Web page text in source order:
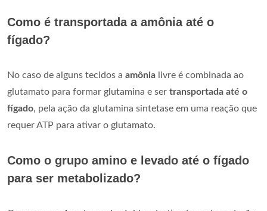
Como é transportada a amônia até o
fígado?
No caso de alguns tecidos a amônia livre é combinada ao
glutamato para formar glutamina e ser transportada até o
fígado, pela ação da glutamina sintetase em uma reação que
requer ATP para ativar o glutamato.
Como o grupo amino e levado até o fígado
para ser metabolizado?